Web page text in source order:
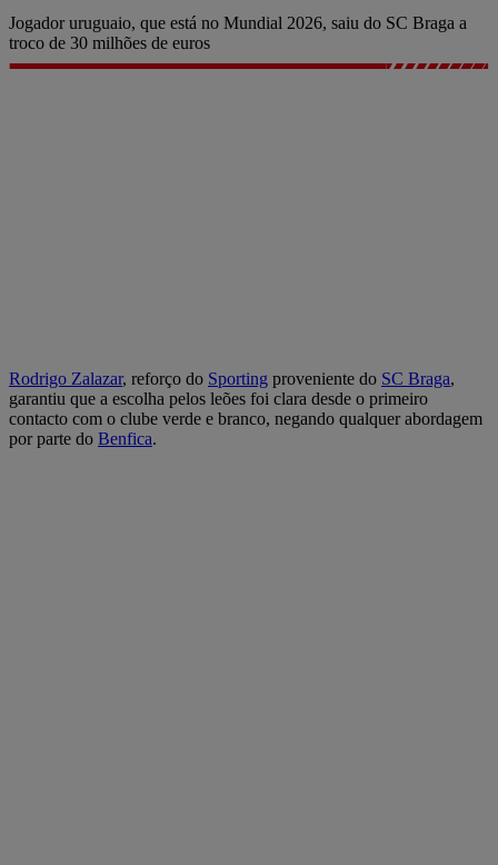
Jogador uruguaio, que está no Mundial 2026, saiu do SC Braga a
troco de 30 milhões de euros
Rodrigo Zalazar, reforço do Sporting proveniente do SC Braga,
garantiu que a escolha pelos leões foi clara desde o primeiro
contacto com o clube verde e branco, negando qualquer abordagem
por parte do Benfica.